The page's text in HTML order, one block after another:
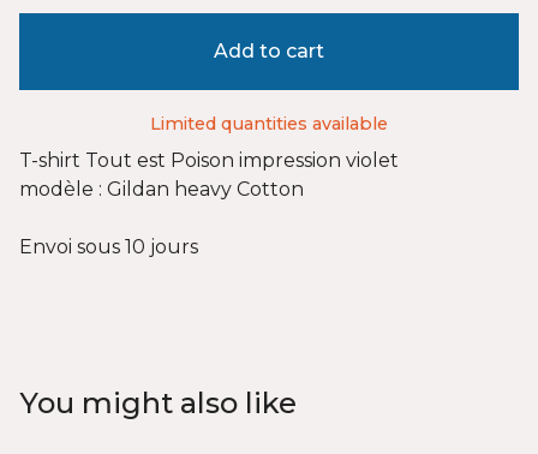
Add to cart
Limited quantities available
T-shirt Tout est Poison impression violet
modèle : Gildan heavy Cotton
Envoi sous 10 jours
You might also like